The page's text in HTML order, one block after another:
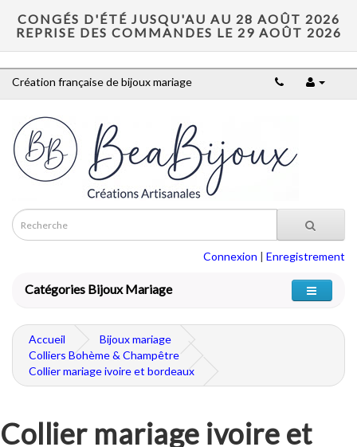
CONGÉS D'ÉTÉ JUSQU'AU AU 28 AOÛT 2026
REPRISE DES COMMANDES LE 29 AOÛT 2026
Création française de bijoux mariage
Connexion | Enregistrement
Catégories Bijoux Mariage
Accueil
Bijoux mariage
Colliers Bohème & Champêtre
Collier mariage ivoire et bordeaux
Collier mariage ivoire et